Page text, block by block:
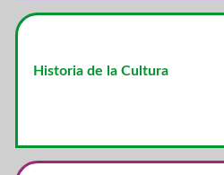
Historia de la Cultura